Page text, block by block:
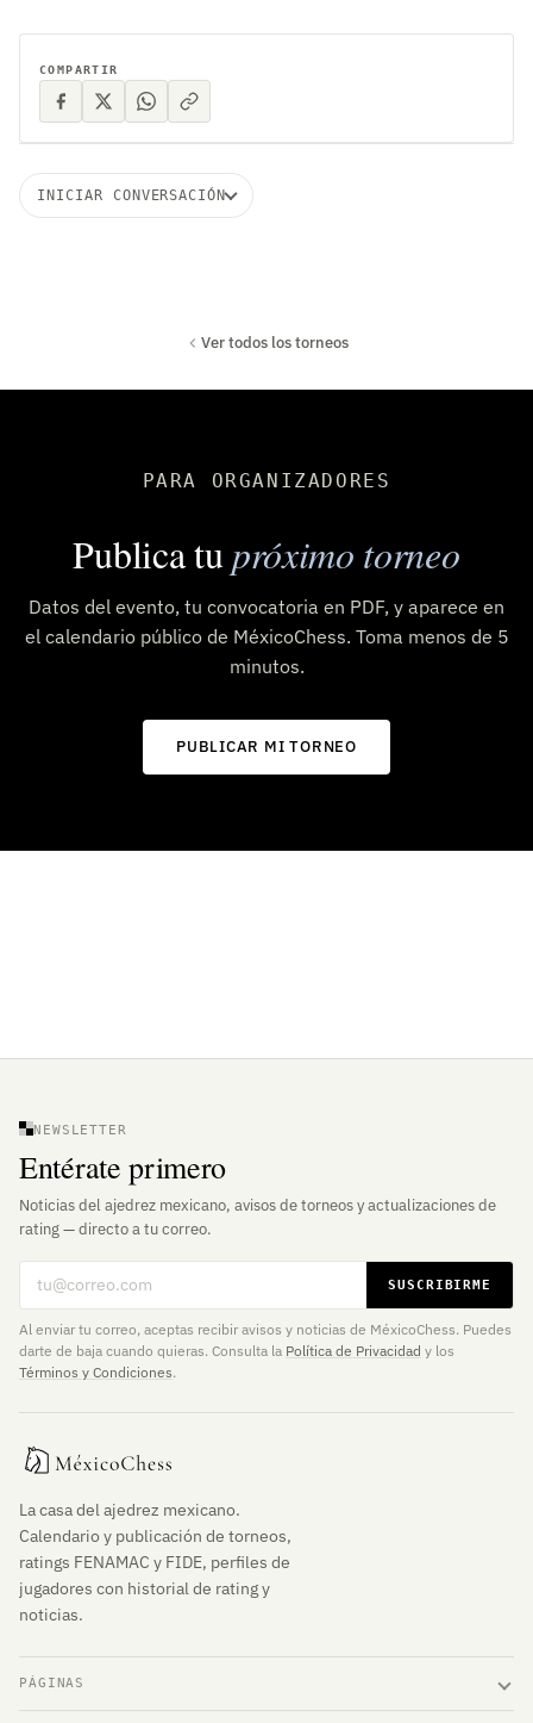
INICIAR CONVERSACIÓN
COMPARTIR
Ver todos los torneos
PARA ORGANIZADORES
Publica tupróximo torneo
Datos del evento, tu convocatoria en PDF, y aparece en
el calendario público de MéxicoChess. Toma menos de 5
minutos.
PUBLICAR MI TORNEO
NEWSLETTER
Entérate primero
Noticias del ajedrez mexicano, avisos de torneos y actualizaciones de
rating — directo a tu correo.
SUSCRIBIRME
Al enviar tu correo, aceptas recibir avisos y noticias de MéxicoChess. Puedes
darte de baja cuando quieras. Consulta la Política de Privacidad y los
Términos y Condiciones.
La casa del ajedrez mexicano.
Calendario y publicación de torneos,
ratings FENAMAC y FIDE, perfiles de
jugadores con historial de rating y
noticias.
PÁGINAS